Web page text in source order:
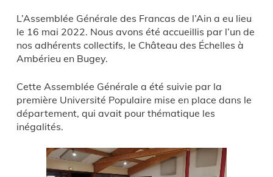
L’Assemblée Générale des Francas de l’Ain a eu lieu
le 16 mai 2022. Nous avons été accueillis par l’un de
nos adhérents collectifs, le Château des Échelles à
Ambérieu en Bugey.
Cette Assemblée Générale a été suivie par la
première Université Populaire mise en place dans le
département, qui avait pour thématique les
inégalités.